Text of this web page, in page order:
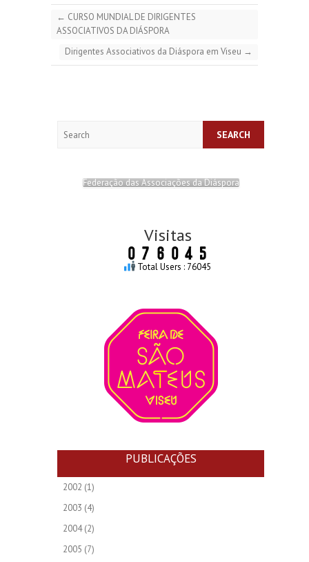
← CURSO MUNDIAL DE DIRIGENTES
ASSOCIATIVOS DA DIÁSPORA
Dirigentes Associativos da Diáspora em Viseu →
Federação das Associações da Diáspora
Visitas
Total Users : 76045
PUBLICAÇÕES
2002 (1)
2003 (4)
2004(2)
2005 (7)